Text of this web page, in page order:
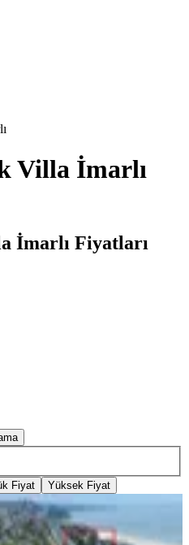
Villa İmarlı
İmarlı Fiyatları
Fiyat Yüksek Fiyat
/365m2 Villa
Takas Olur/